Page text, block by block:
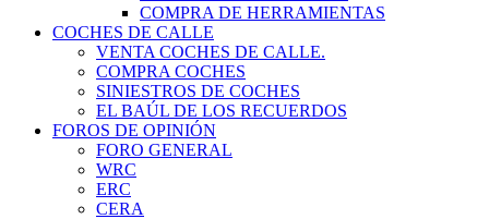
COMPRA DE HERRAMIENTAS
COCHES DE CALLE
VENTA COCHES DE CALLE.
COMPRA COCHES
SINIESTROS DE COCHES
EL BAÚL DE LOS RECUERDOS
FOROS DE OPINIÓN
FORO GENERAL
WRC
ERC
CERA